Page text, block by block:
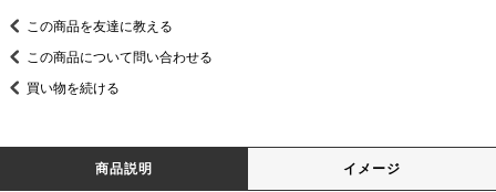
この商品を友達に教える
この商品について問い合わせる
買い物を続ける
商品説明 イメージ